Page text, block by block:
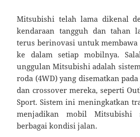
Mitsubishi telah lama dikenal
kendaraan tangguh dan tahan
terus berinovasi untuk membawa
ke dalam setiap mobilnya.
unggulan Mitsubishi adalah
roda (4WD) yang disematkan
dan crossover mereka, seperti
Sport. Sistem ini meningkatkan
menjadikan mobil Mitsubishi
berbagai kondisi jalan.